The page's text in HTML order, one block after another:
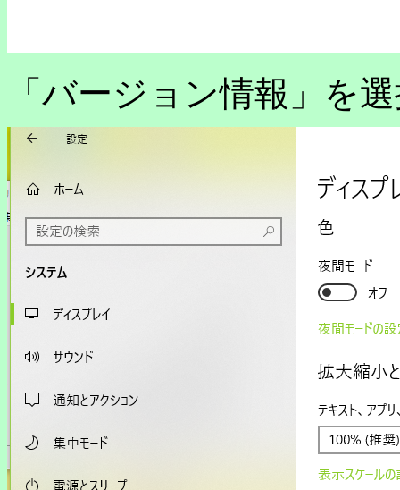
「バージョン情報」を